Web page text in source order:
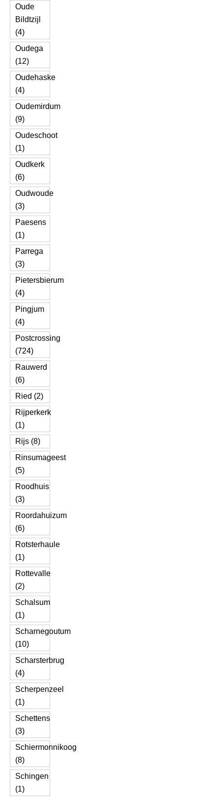
Oude
Bildtzijl
(4)
Oudega
(12)
Oudehaske
(4)
Oudemirdum
(9)
Oudeschoot
(1)
Oudkerk
(6)
Oudwoude
(3)
Paesens
(1)
Parrega
(3)
Pietersbierum
(4)
Pingjum
(4)
Postcrossing
(724)
Rauwerd
(6)
Ried (2)
Rijperkerk
(1)
Rijs (8)
Rinsumageest
(5)
Roodhuis
(3)
Roordahuizum
(6)
Rotsterhaule
(1)
Rottevalle
(2)
Schalsum
(1)
Scharnegoutum
(10)
Scharsterbrug
(4)
Scherpenzeel
(1)
Schettens
(3)
Schiermonnikoog
(8)
Schingen
(1)